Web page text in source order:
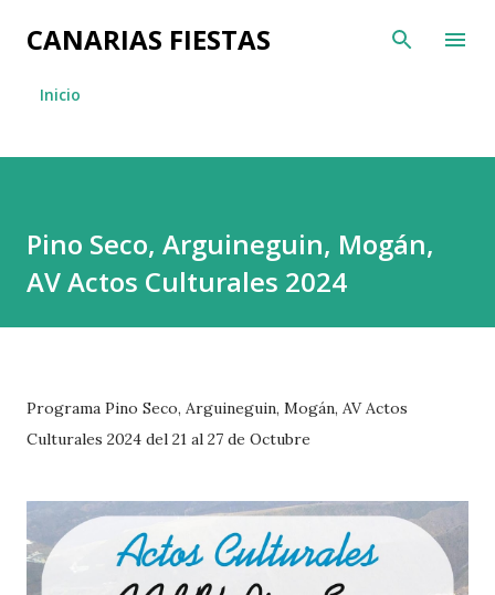
Ir al contenido principal
CANARIAS FIESTAS
Inicio
Pino Seco, Arguineguin, Mogán,
AV Actos Culturales 2024
Programa Pino Seco, Arguineguin, Mogán, AV Actos
Culturales 2024 del 21 al 27 de Octubre